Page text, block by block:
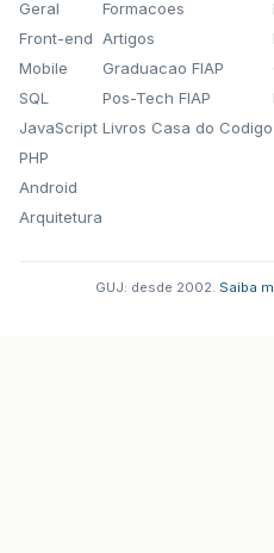
Geral
Front-end
Mobile
SQL
JavaScript
PHP
Android
Arquitetura
Formacoes
Artigos
Graduacao FIAP
Pos-Tech FIAP
Livros Casa do Codigo
GUJ: desde 2002. Saiba